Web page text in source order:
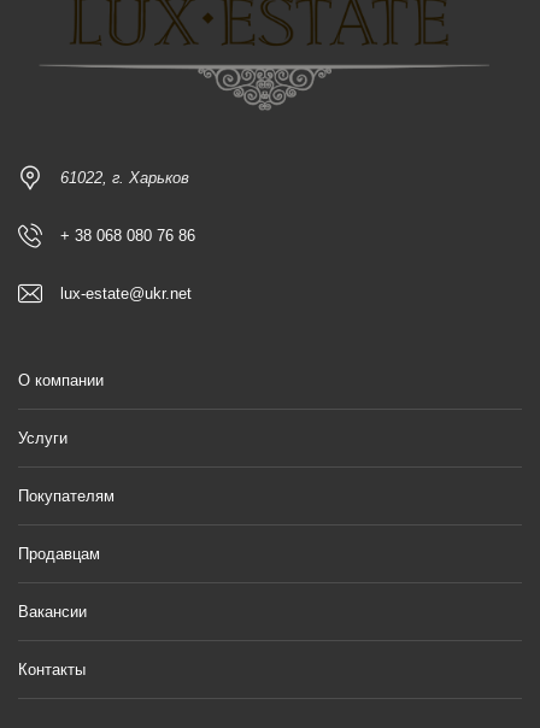
61022, г. Харьков
+ 38 068 080 76 86
lux-estate@ukr.net
О компании
Услуги
Покупателям
Продавцам
Вакансии
Контакты